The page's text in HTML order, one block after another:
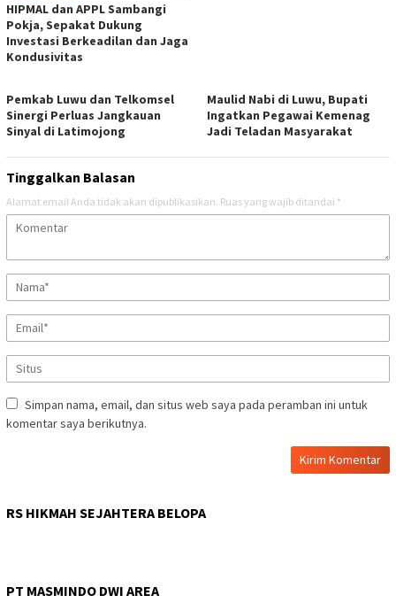
HIPMAL dan APPL Sambangi
Pokja, Sepakat Dukung
Investasi Berkeadilan dan Jaga
Kondusivitas
Pemkab Luwu dan Telkomsel
Sinergi Perluas Jangkauan
Sinyal di Latimojong
Maulid Nabi di Luwu, Bupati
Ingatkan Pegawai Kemenag
Jadi Teladan Masyarakat
Tinggalkan Balasan
Alamat email Anda tidak akan dipublikasikan. Ruas yang wajib ditandai *
Simpan nama, email, dan situs web saya pada peramban ini untuk
komentar saya berikutnya.
RS HIKMAH SEJAHTERA BELOPA
PT MASMINDO DWI AREA